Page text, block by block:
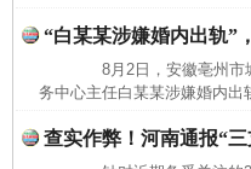
“白某某涉嫌婚内出轨”
8月2日，安徽亳州市
务中心主任白某某涉嫌婚内
查实作弊！河南通报“